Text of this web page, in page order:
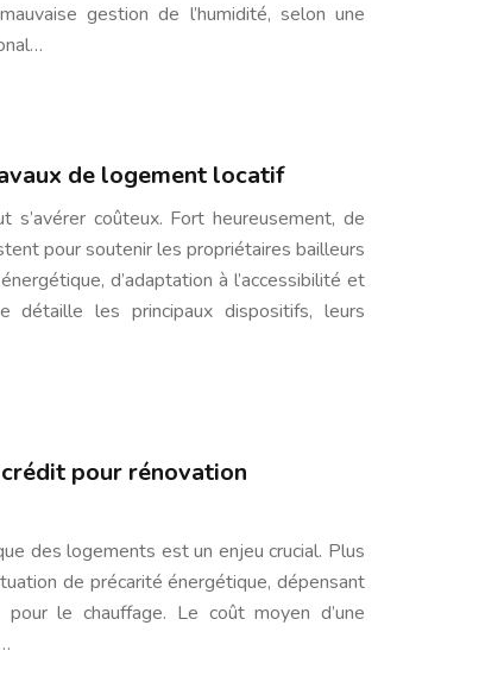
gestion de l’humidité, selon une
de logement locatif
s’avérer coûteux. Fort heureusement, de
pour soutenir les propriétaires bailleurs
d’adaptation à l’accessibilité et
détaille les principaux dispositifs, leurs
pour rénovation
des logements est un enjeu crucial. Plus
de précarité énergétique, dépensant
le chauffage. Le coût moyen d’une